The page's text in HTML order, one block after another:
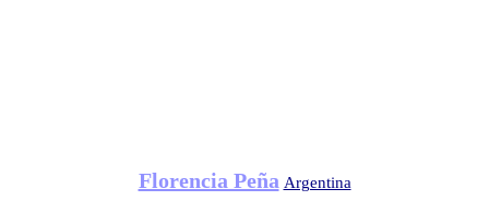
Florencia Peña Argentina